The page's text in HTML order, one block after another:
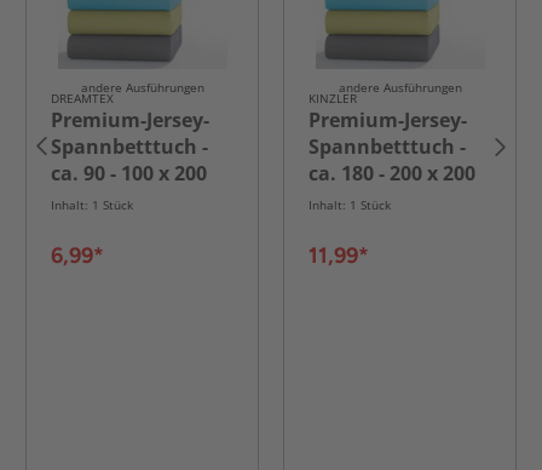
andere Ausführungen
DREAMTEX
Premium-Jersey-
Spannbetttuch -
ca. 90 - 100 x 200
cm
Inhalt: 1 Stück
6,99*
andere Ausführungen
KINZLER
Premium-Jersey-
Spannbetttuch -
ca. 180 - 200 x 200
cm
Inhalt: 1 Stück
11,99*